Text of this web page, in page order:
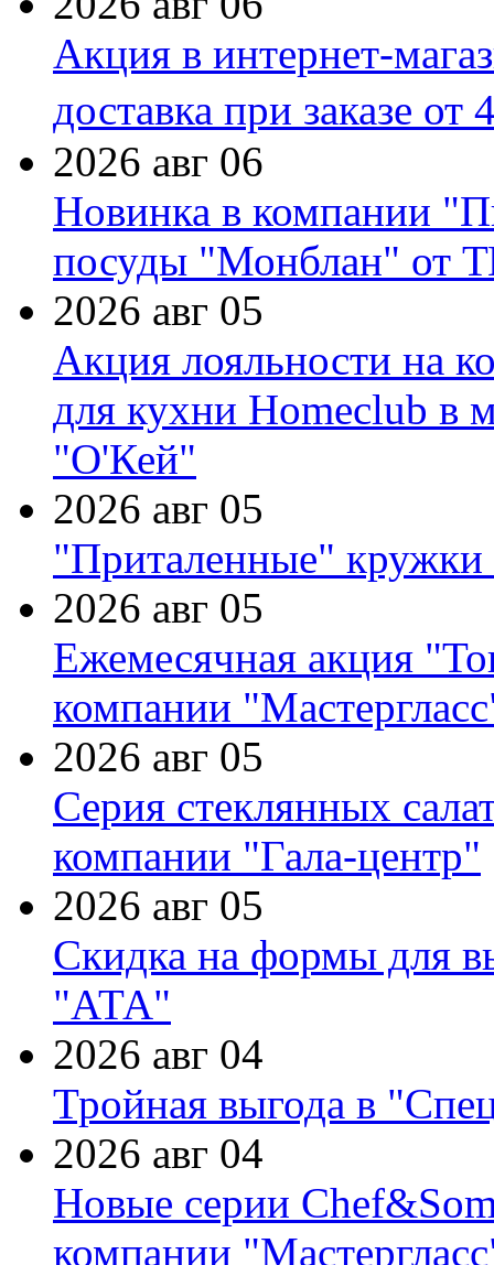
Акция в интернет-
доставка при заказе от
2026 авг 06
Новинка в компании
посуды "Монблан" от
2026 авг 05
Акция лояльности на
для кухни Homeclub в
"О'Кей"
2026 авг 05
"Приталенные" кружки
2026 авг 05
Ежемесячная акция
компании
2026 авг 05
Серия стеклянных
компании "Гала-центр"
2026 авг 05
Скидка на формы для
"АТА"
2026 авг 04
Тройная выгода в
2026 авг 04
Новые серии
компании